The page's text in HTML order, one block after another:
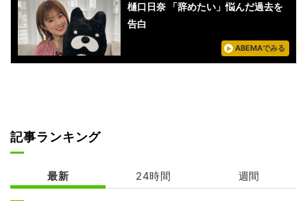
樋口日奈 「辞めたい」悩んだ過去を
告白
ABEMAでみる
記事ランキング
最新 24時間 週間